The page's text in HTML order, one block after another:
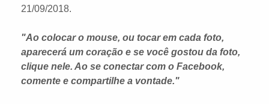
21/09/2018.
"Ao colocar o mouse, ou tocar em cada foto,
aparecerá um coração e se você gostou da foto,
clique nele. Ao se conectar com o Facebook,
comente e compartilhe a vontade."